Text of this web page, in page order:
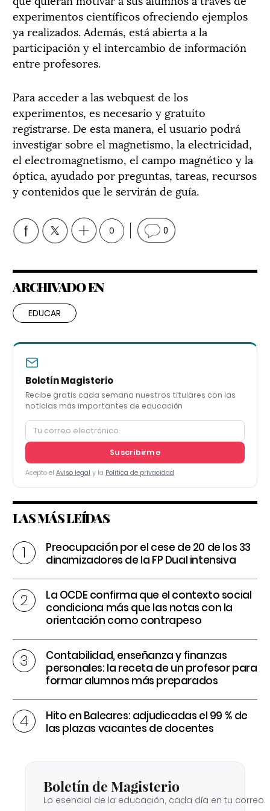
experimentos científicos ofreciendo ejemplos
ya realizados. Además, está abierta a la
participación y el intercambio de información
entre profesores.
Para acceder a las webquest de los
experimentos, es necesario y gratuito
registrarse. De esta manera, el usuario podrá
investigar sobre el magnetismo, la electricidad,
el electromagnetismo, el campo magnético y la
óptica, ayudado por preguntas, tareas, recursos
y contenidos que le servirán de guía.
0 0
ARCHIVADO EN
EDUCAR
Boletín Magisterio
Recibe gratis cada semana nuestros titulares con las
noticias más importantes de educación
Suscribirme
Acepto el Aviso legal y la Política de privacidad
LAS MÁS LEÍDAS
Preocupación por el cese de 20 de los 33
dinamizadores de la FP Dual intensiva
La OCDE confirma que el contexto social
condiciona más que las notas con la
orientación como contrapeso
Contabilidad, enseñanza y finanzas
personales: la receta de un profesor para
formar alumnos más preparados
Hito en Baleares: adjudicadas el 99 % de
las plazas vacantes de docentes
Boletín de Magisterio
Lo esencial de la educación, cada día en tu correo.